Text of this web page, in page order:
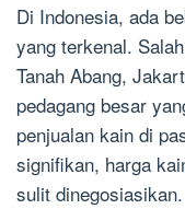
Di Indonesia, ada
yang terkenal.
Tanah Abang,
pedagang besar
penjualan kain di
signifikan, harga
sulit dinegosiasikan.